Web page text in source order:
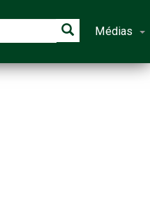
Médias